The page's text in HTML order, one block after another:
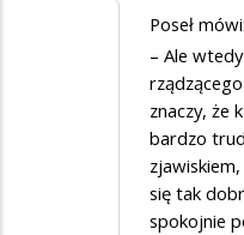
Poseł mówi:
– Ale
znaczy, że
bardzo
zjawiskiem,
się tak
spokojnie